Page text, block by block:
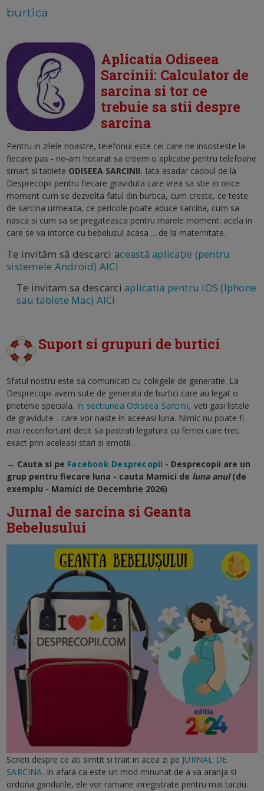
burtica
Aplicatia Odiseea
Sarcinii: Calculator de
sarcina si tor ce
trebuie sa stii despre
sarcina
Pentru in zilele noastre, telefonul este cel care ne insosteste la
fiecare pas - ne-am hotarat sa creem o aplicatie pentru telefoane
smart si tablete ODISEEA SARCINII. Iata asadar cadoul de la
Desprecopii pentru fiecare graviduta care vrea sa stie in orice
moment cum se dezvolta fatul din burtica, cum creste, ce teste
de sarcina urmeaza, ce pericole poate aduce sarcina, cum sa
nasca si cum sa se pregateasca pentru marele moment: acela in
care se va intorce cu bebelusul acasa ... de la maternitate.
Te invităm să descarci această aplicație (pentru
sistemele Android) AICI
Te invitam sa descarciaplicatia pentru IOS (Iphone
sau tablete Mac) AICI
Suport si grupuri de burtici
Sfatul nostru este sa comunicati cu colegele de generatie. La
Desprecopii avem sute de generatii de burtici care au legat o
prietenie speciala. In sectiunea Odiseea Sarcinii, veti gasi listele
de gravidute - care vor naste in aceeasi luna. Nimic nu poate fi
mai reconfortant decit sa pastrati legatura cu femei care trec
exact prin aceleasi stari si emotii.
→ Cauta si pe Facebook Desprecopii - Desprecopii are un
grup pentru fiecare luna - cauta Mamici de luna anul (de
exemplu - Mamici de Decembrie 2026)
Jurnal de sarcina si Geanta
Bebelusului
Scrieti despre ce ati simtit si trait in acea zi pe JURNAL DE
SARCINA. In afara ca este un mod minunat de a va aranja si
ordona gandurile, ele vor ramane inregistrate pentru mai tarziu.